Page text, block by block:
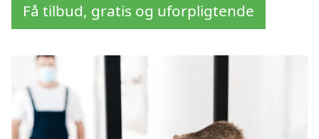
Få tilbud, gratis og uforpligtende